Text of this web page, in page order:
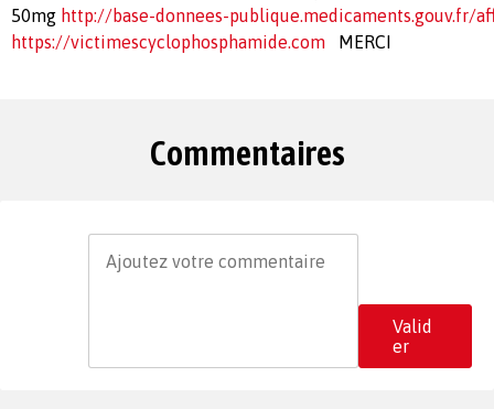
50mg http://base-donnees-publique.medicaments.gouv.fr/
https://victimescyclophosphamide.com MERCI
Commentaires
Valid
er